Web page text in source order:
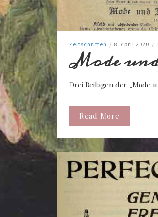
Zeitschriften / 8. April 2020 /
Mode
Drei Beilagen der „Mode
Read More